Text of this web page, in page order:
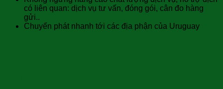
có liên quan: dịch vụ tư vấn, đóng gói, cân đo hàng
gửi..
Chuyển phát nhanh tới các địa phận của Uruguay